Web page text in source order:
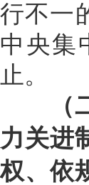
行不一
中央集
止。
（二
力关进
权、依